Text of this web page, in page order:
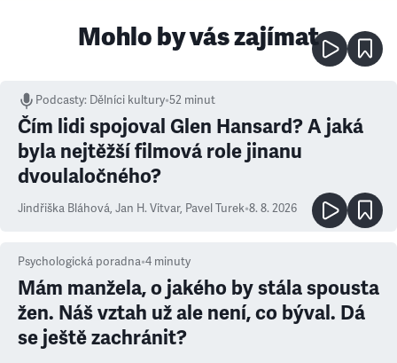
Mohlo by vás zajímat
Podcasty: Dělníci kultury•52 minut
Čím lidi spojoval Glen Hansard? A jaká
byla nejtěžší filmová role jinanu
dvoulaločného?
Jindřiška Bláhová, Jan H. Vitvar, Pavel Turek•8. 8. 2026
Psychologická poradna•4 minuty
Mám manžela, o jakého by stála spousta
žen. Náš vztah už ale není, co býval. Dá
se ještě zachránit?